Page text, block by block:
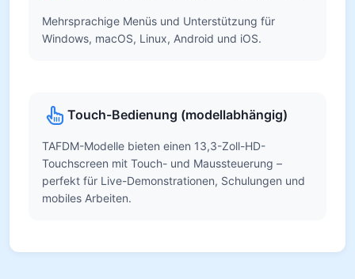
Mehrsprachige Menüs und Unterstützung für
Windows, macOS, Linux, Android und iOS.
Touch-Bedienung (modellabhängig)
TAFDM-Modelle bieten einen 13,3-Zoll-HD-
Touchscreen mit Touch- und Maussteuerung –
perfekt für Live-Demonstrationen, Schulungen und
mobiles Arbeiten.